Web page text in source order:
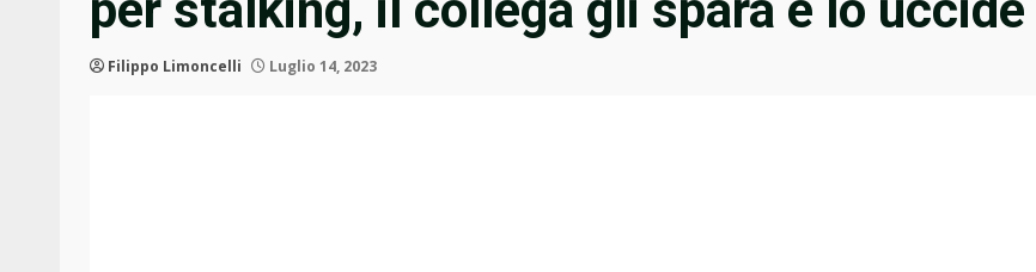
Filippo Limoncelli Luglio 14, 2023